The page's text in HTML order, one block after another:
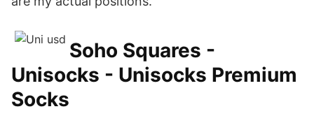
Soho Squares -
Unisocks - Unisocks Premium
Socks